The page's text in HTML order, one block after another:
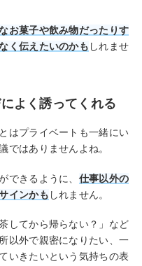
お菓子や飲み物だったりす
く伝えたいのかも しれませ
よく誘ってくれる
はプライベートも一緒にい
ではありませんよね。
できるように、 仕事以外の
インかも しれません。
してから帰らない？」など
以外で親密になりたい、一
いきたいという気持ちの表